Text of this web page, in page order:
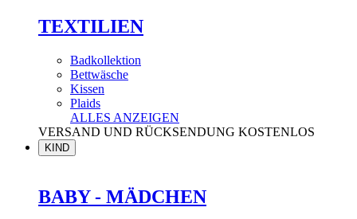
TEXTILIEN
Badkollektion
Bettwäsche
Kissen
Plaids
ALLES ANZEIGEN
VERSAND UND RÜCKSENDUNG KOSTENLOS
KIND
BABY - MÄDCHEN